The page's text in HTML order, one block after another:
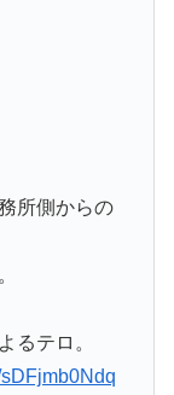
所側からの
るテロ。